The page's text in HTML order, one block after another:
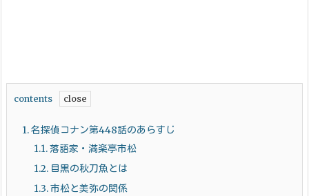
contents
1.名探偵コナン第448話のあらすじ
1.1.落語家・満楽亭市松
1.2. 目黒の秋刀魚とは
1.3.市松と美弥の関係